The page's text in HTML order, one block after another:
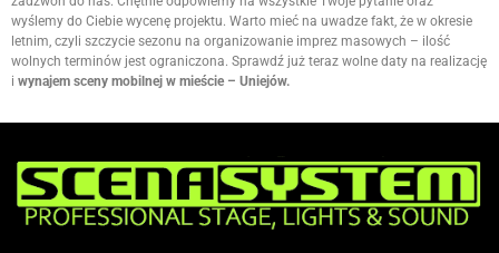
wyślemy do Ciebie wycenę projektu. Warto mieć na uwadze fakt, że w okresie
letnim, czyli szczycie sezonu na organizowanie imprez masowych – ilość
wolnych terminów jest ograniczona. Sprawdź już teraz wolne daty na realizację
i wynajem sceny mobilnej w mieście – Uniejów.